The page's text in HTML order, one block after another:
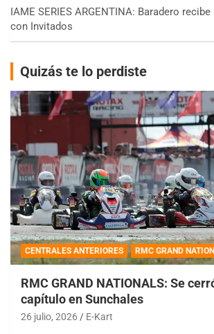
IAME SERIES ARGENTINA: Baradero
con Invitados
Quizás te lo perdiste
CENTRALES ANTERIORES RMC GRAND
RMC GRAND NATIONALS: Se
capítulo en Sunchales
26 julio, 2026 E-Kart